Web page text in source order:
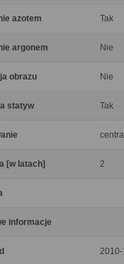
azotem Tak
argonem Nie
obrazu Nie
statyw Tak
[w latach] 2
informacje